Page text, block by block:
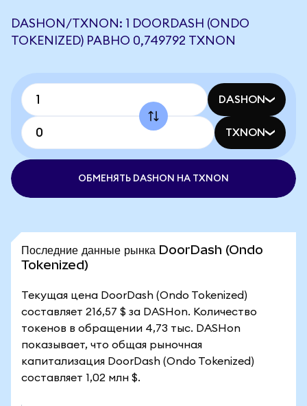
DASHON/TXNON: 1 DOORDASH (ONDO
TOKENIZED) РАВНО 0,749792 TXNON
DASHON
TXNON
ОБМЕНЯТЬ DASHON НА TXNON
Последние данные рынка DoorDash (Ondo
Tokenized)
Текущая цена DoorDash (Ondo Tokenized)
составляет 216,57 $ за DASHon. Количество
токенов в обращении 4,73 тыс. DASHon
показывает, что общая рыночная
капитализация DoorDash (Ondo Tokenized)
составляет 1,02 млн $.